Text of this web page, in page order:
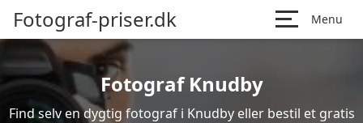
Fotograf-priser.dk Menu
Fotograf Knudby
Find selv en dygtig fotograf i Knudby eller bestil et gratis